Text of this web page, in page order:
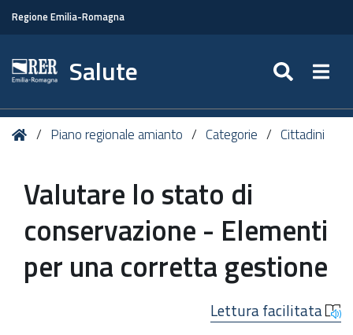
Regione Emilia-Romagna
Salute
Tu HomePiano regionale amianto Categorie Cittadini
Valutare lo stato di
conservazione - Elementi
per una corretta gestione
Lettura facilitata